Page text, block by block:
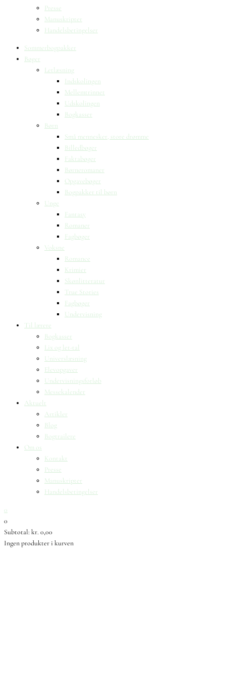
Presse
Manuskripter
Handelsbetingelser
Sommerbogpakker
Bøger
Letlæsning
Indskolingen
Mellemtrinnet
Udskolingen
Bogkasser
Børn
Små mennesker, store drømme
Billedbøger
Faktabøger
Børneromaner
Opgavebøger
Bogpakker til børn
Unge
Fantasy
Romaner
Fagbøger
Voksne
Romance
Krimier
Skønlitteratur
True Stories
Fagbøger
Undervisning
Til lærere
Bogkasser
Lix og let-tal
Universlæsning
Elevopgaver
Undervisningsforløb
Messekalender
Aktuelt
Artikler
Blog
Bogtrailere
Om os
Kontakt
Presse
Manuskripter
Handelsbetingelser
0
0
Subtotal: kr. 0,00
Ingen produkter i kurven